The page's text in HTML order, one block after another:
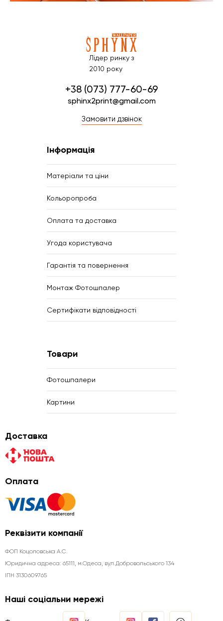
Лідер ринку з
2010 року
+38 (073) 777-60-69
sphinx2print@gmail.com
Замовити дзвінок
Інформація
Матеріали та ціни
Кольоропроба
Оплата та доставка
Угода користувача
Гарантія та повернення
Монтаж Фотошпалер
Сертифікати відповідності
Товари
Фотошпалери
Картини
Доставка
Оплата
Реквізити компанії
ФОП Коцоловська А.С.
Юридична aдреса: 65111, м.Одеса, вул.Добровольського 134
ІПН 3130609765
Наші соціальни мережі